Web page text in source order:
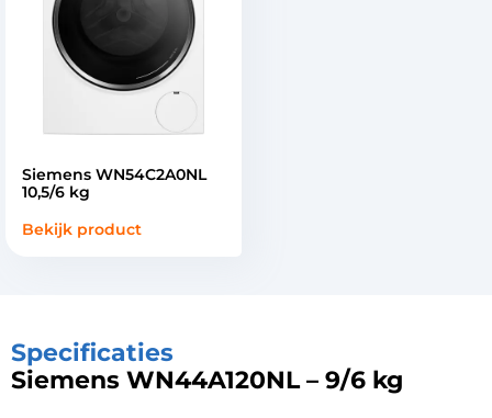
Siemens WN54C2A0NL
10,5/6 kg
Bekijk product
Specificaties
Siemens WN44A120NL – 9/6 kg